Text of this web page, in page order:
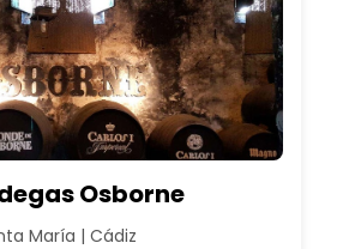
Osborne
María | Cádiz